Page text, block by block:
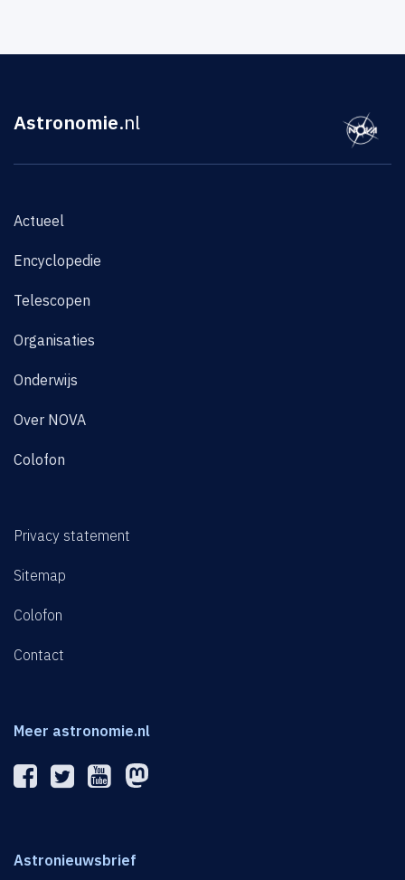
Astronomie.nl
Actueel
Encyclopedie
Telescopen
Organisaties
Onderwijs
Over NOVA
Colofon
Privacy statement
Sitemap
Colofon
Contact
Meer astronomie.nl
Astronieuwsbrief